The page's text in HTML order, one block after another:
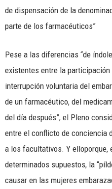
de dispensación de la
parte de los farmacéuticos”
Pese a las diferencias “de
existentes entre la
interrupción voluntaria del
de un farmacéutico, del
del día después”, el Pleno
entre el conflicto de conciencia
a los facultativos. Y elloporque,
determinados supuestos, la
causar en las mujeres